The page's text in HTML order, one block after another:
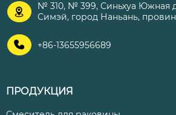

№ 310, № 399, Синьхуа Южная
Симэй, город Наньань,
 +86-13655956689
ПРОДУКЦИЯ